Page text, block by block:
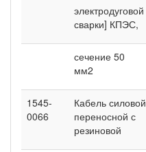
электродуговой
сварки] КПЭС,
сечение 50
мм2
1545-
0066
Кабель силовой
переносной с
резиновой